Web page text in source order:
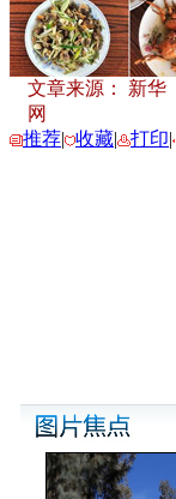
文章来源： 新华
网
推荐| 收藏| 打印|